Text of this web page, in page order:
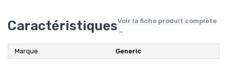
CaractéristiquesVoir la fiche produit complète
→
Marque Generic